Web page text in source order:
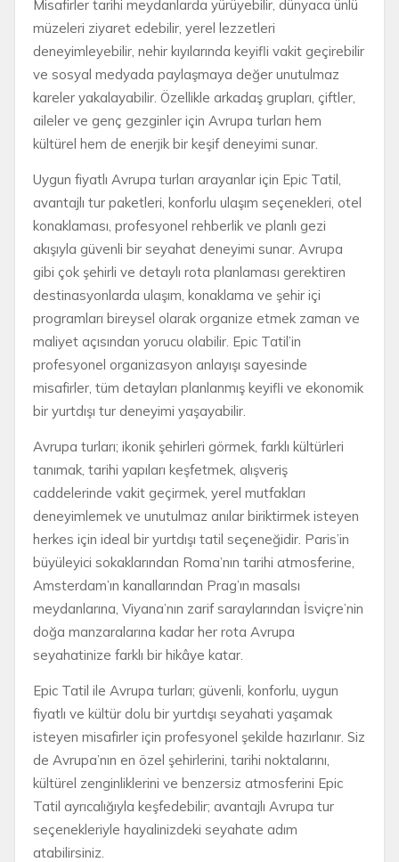
Misafirler tarihi meydanlarda yürüyebilir, dünyaca ünlü
müzeleri ziyaret edebilir, yerel lezzetleri
deneyimleyebilir, nehir kıyılarında keyifli vakit geçirebilir
ve sosyal medyada paylaşmaya değer unutulmaz
kareler yakalayabilir. Özellikle arkadaş grupları, çiftler,
aileler ve genç gezginler için Avrupa turları hem
kültürel hem de enerjik bir keşif deneyimi sunar.
Uygun fiyatlı Avrupa turları arayanlar için Epic Tatil,
avantajlı tur paketleri, konforlu ulaşım seçenekleri, otel
konaklaması, profesyonel rehberlik ve planlı gezi
akışıyla güvenli bir seyahat deneyimi sunar. Avrupa
gibi çok şehirli ve detaylı rota planlaması gerektiren
destinasyonlarda ulaşım, konaklama ve şehir içi
programları bireysel olarak organize etmek zaman ve
maliyet açısından yorucu olabilir. Epic Tatil’in
profesyonel organizasyon anlayışı sayesinde
misafirler, tüm detayları planlanmış keyifli ve ekonomik
bir yurtdışı tur deneyimi yaşayabilir.
Avrupa turları; ikonik şehirleri görmek, farklı kültürleri
tanımak, tarihi yapıları keşfetmek, alışveriş
caddelerinde vakit geçirmek, yerel mutfakları
deneyimlemek ve unutulmaz anılar biriktirmek isteyen
herkes için ideal bir yurtdışı tatil seçeneğidir. Paris’in
büyüleyici sokaklarından Roma’nın tarihi atmosferine,
Amsterdam’ın kanallarından Prag’ın masalsı
meydanlarına, Viyana’nın zarif saraylarından İsviçre’nin
doğa manzaralarına kadar her rota Avrupa
seyahatinize farklı bir hikâye katar.
Epic Tatil ile Avrupa turları; güvenli, konforlu, uygun
fiyatlı ve kültür dolu bir yurtdışı seyahati yaşamak
isteyen misafirler için profesyonel şekilde hazırlanır. Siz
de Avrupa’nın en özel şehirlerini, tarihi noktalarını,
kültürel zenginliklerini ve benzersiz atmosferini Epic
Tatil ayrıcalığıyla keşfedebilir; avantajlı Avrupa tur
seçenekleriyle hayalinizdeki seyahate adım
atabilirsiniz.